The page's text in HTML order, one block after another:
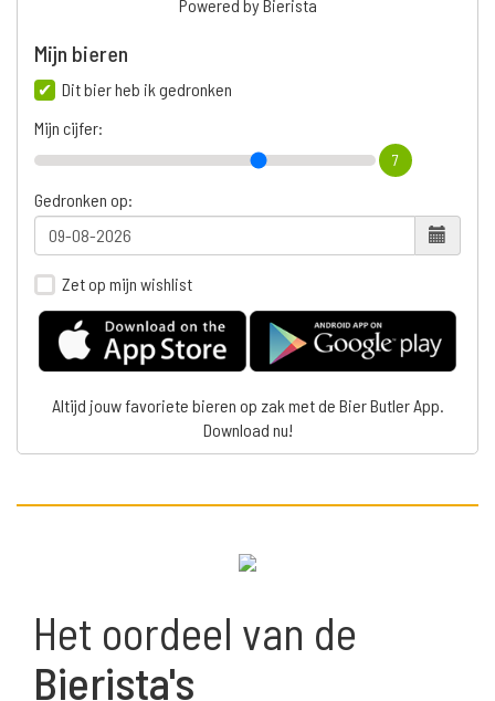
Powered by Bierista
Mijn bieren
Dit bier heb ik gedronken
Mijn cijfer:
7
Gedronken op:
Zet op mijn wishlist
Altijd jouw favoriete bieren op zak met de Bier Butler App.
Download nu!
Het oordeel van de
Bierista's